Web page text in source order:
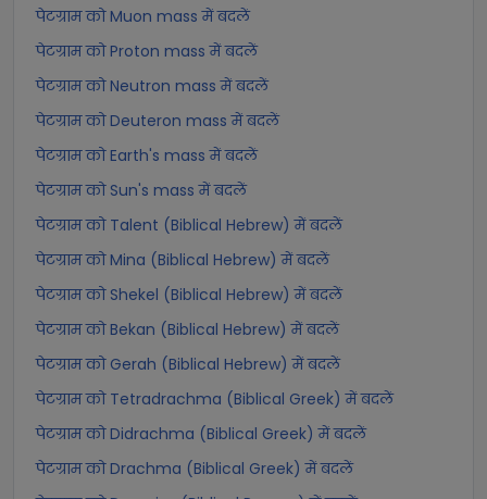
पेटग्राम को Muon mass में बदलें
पेटग्राम को Proton mass में बदलें
पेटग्राम को Neutron mass में बदलें
पेटग्राम को Deuteron mass में बदलें
पेटग्राम को Earth's mass में बदलें
पेटग्राम को Sun's mass में बदलें
पेटग्राम को Talent (Biblical Hebrew) में बदलें
पेटग्राम को Mina (Biblical Hebrew) में बदलें
पेटग्राम को Shekel (Biblical Hebrew) में बदलें
पेटग्राम को Bekan (Biblical Hebrew) में बदलें
पेटग्राम को Gerah (Biblical Hebrew) में बदलें
पेटग्राम को Tetradrachma (Biblical Greek) में बदलें
पेटग्राम को Didrachma (Biblical Greek) में बदलें
पेटग्राम को Drachma (Biblical Greek) में बदलें